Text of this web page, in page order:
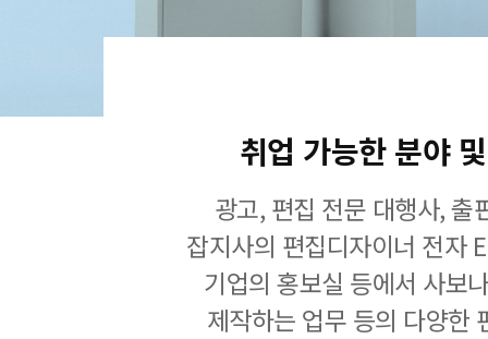
취업 가능한 분야
광고, 편집 전문 대행사, 출
잡지사의 편집디자이너 전자
기업의 홍보실 등에서 사보
제작하는 업무 등의 다양한